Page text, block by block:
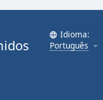
Idioma:
Português